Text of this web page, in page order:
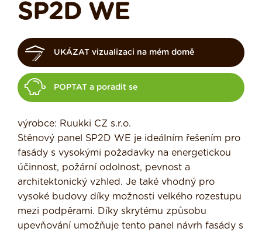
SP2D WE
UKÁZAT vizualizaci na mém domě
POPTAT a poradit se
výrobce: Ruukki CZ s.r.o.
Stěnový panel SP2D WE je ideálním řešením pro
fasády s vysokými požadavky na energetickou
účinnost, požární odolnost, pevnost a
architektonický vzhled. Je také vhodný pro
vysoké budovy díky možnosti velkého rozestupu
mezi podpěrami. Díky skrytému způsobu
upevňování umožňuje tento panel návrh fasády s